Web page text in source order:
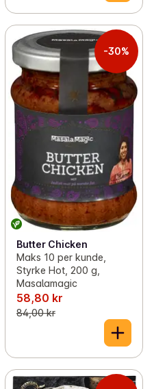
-30%
Butter Chicken
Maks 10 per kunde,
Styrke Hot, 200 g,
Masalamagic
58,80 kr
84,00 kr